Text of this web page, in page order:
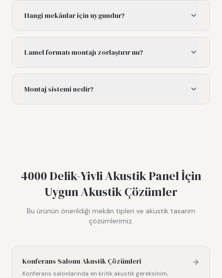
Hangi mekânlar için uygundur?
Lamel formatı montajı zorlaştırır mı?
Montaj sistemi nedir?
4000 Delik-Yivli Akustik Panelİçin
Uygun Akustik Çözümler
Bu ürünün önerildiği mekân tipleri ve akustik tasarım
çözümlerimiz.
Konferans Salonu Akustik Çözümleri
Konferans salonlarında en kritik akustik gereksinim,